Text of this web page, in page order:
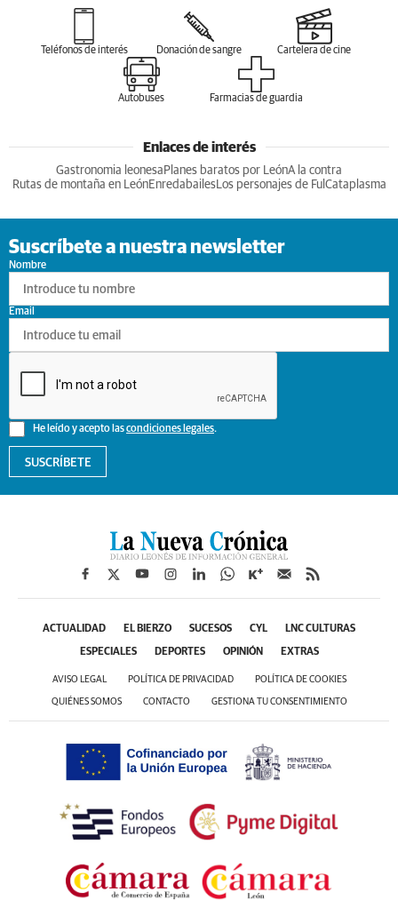
Teléfonos de interés Donación de sangre Cartelera de cine
Autobuses Farmacias de guardia
Enlaces de interés
Gastronomia leonesa Planes baratos por LeónA la contra
Rutas de montaña en LeónEnredabailesLos personajes de Ful Cataplasma
Suscríbete a nuestra newsletter
Nombre
He leído y acepto lascondiciones legales.
Email
SUSCRÍBETE
ACTUALIDAD EL BIERZO SUCESOS CYL LNC CULTURAS
ESPECIALES DEPORTES OPINIÓN EXTRAS
AVISO LEGAL POLÍTICA DE PRIVACIDAD POLÍTICA DE COOKIES
QUIÉNES SOMOS CONTACTO GESTIONA TU CONSENTIMIENTO